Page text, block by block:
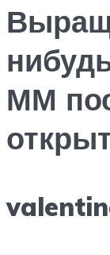
ММ